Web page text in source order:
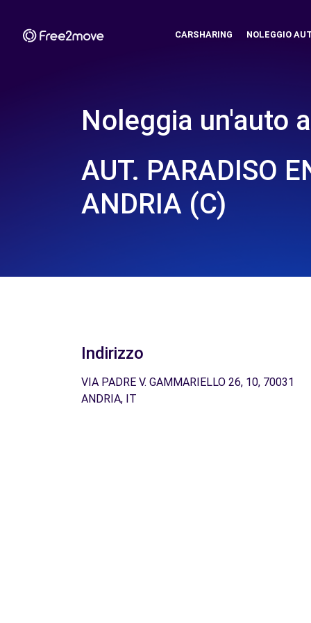
CARSHARING NOLEGGIO
Noleggia un'auto a
AUT. PARADISO
ANDRIA (C)
Indirizzo
VIA PADRE V. GAMMARIELLO 26, 10, 70031
ANDRIA, IT